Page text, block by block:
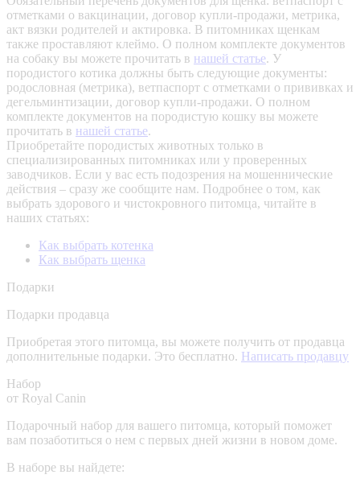
отметками о вакцинации, договор купли-продажи, метрика,
акт вязки родителей и актировка. В питомниках щенкам
также проставляют клеймо. О полном комплекте документов
на собаку вы можете прочитать в нашей статье. У
породистого котика должны быть следующие документы:
родословная (метрика), ветпаспорт с отметками о прививках и
дегельминтизации, договор купли-продажи. О полном
комплекте документов на породистую кошку вы можете
прочитать в нашей статье.
Приобретайте породистых животных только в
специализированных питомниках или у проверенных
заводчиков. Если у вас есть подозрения на мошеннические
действия – сразу же сообщите нам. Подробнее о том, как
выбрать здорового и чистокровного питомца, читайте в
наших статьях:
Как выбрать котенка
Как выбрать щенка
Подарки
Подарки продавца
Приобретая этого питомца, вы можете получить от продавца
дополнительные подарки. Это бесплатно. Написать продавцу
Набор
от Royal Canin
Подарочный набор для вашего питомца, который поможет
вам позаботиться о нем с первых дней жизни в новом доме.
В наборе вы найдете: